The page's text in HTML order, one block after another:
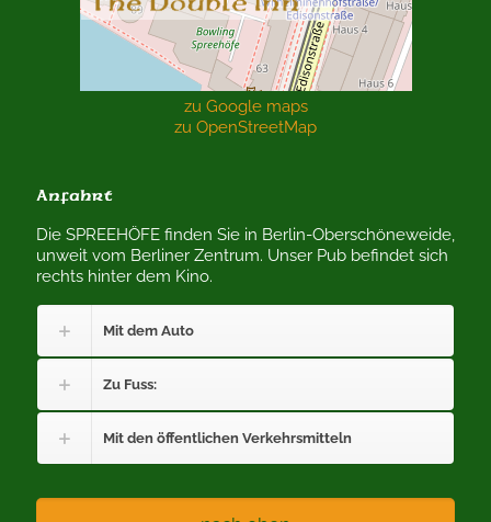
zu Google maps
zu OpenStreetMap
Anfahrt
Die SPREEHÖFE finden Sie in Berlin-Oberschöneweide,
unweit vom Berliner Zentrum. Unser Pub befindet sich
rechts hinter dem Kino.
Mit dem Auto
Zu Fuss:
Mit den öffentlichen Verkehrsmitteln